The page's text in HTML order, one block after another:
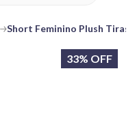
Short Feminino Plush Tiras
33% OFF